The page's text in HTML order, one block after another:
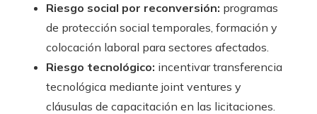
Riesgo social por reconversión: programas
de protección social temporales, formación y
colocación laboral para sectores afectados.
Riesgo tecnológico: incentivar transferencia
tecnológica mediante joint ventures y
cláusulas de capacitación en las licitaciones.